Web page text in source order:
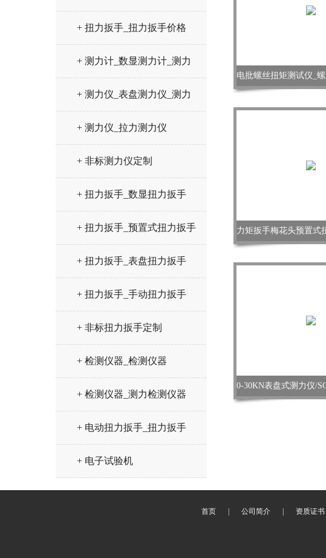
+ 扭力扳手_扭力扳手价格
+ 测力计_数显测力计_测力
仪
+ 测力仪_表盘测力仪_测力
计
+ 测力仪_拉力测力仪
+ 非标测力仪定制
+ 扭力扳手_数显扭力扳手
+ 扭力扳手_预置式扭力扳手
+ 扭力扳手_表盘扭力扳手
+ 扭力扳手_手动扭力扳手
+ 非标扭力扳手定制
+ 检测仪器_检测仪器
+ 检测仪器_测力检测仪器
+ 电动扭力扳手_扭力扳手
+ 电子试验机
首页 公司简介 资质证书